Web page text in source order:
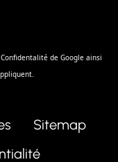
de Google ainsi
Sitemap